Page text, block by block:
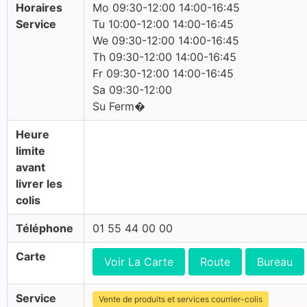
Horaires
Service
Mo 09:30-12:00 14:00-16:45
Tu 10:00-12:00 14:00-16:45
We 09:30-12:00 14:00-16:45
Th 09:30-12:00 14:00-16:45
Fr 09:30-12:00 14:00-16:45
Sa 09:30-12:00
Su Ferm�
Heure
limite
avant
livrer les
colis
Téléphone 01 55 44 00 00
Carte Voir La Carte Route Bureau
Service
Vente de produits et services courrier-colis